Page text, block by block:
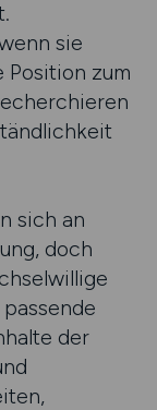
sie
Position zum
sich an
doch
der